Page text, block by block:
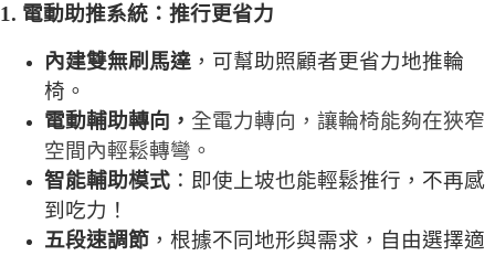
1. 電動助推系統：推行更省力
內建雙無刷馬達 ，可幫助照顧者更省力地推輪
椅。
電動輔助轉向， 全電力轉向，讓輪椅能夠在狹窄
空間內輕鬆轉彎。
智能輔助模式 ：即使上坡也能輕鬆推行，不再感
到吃力！
五段速調節 ，根據不同地形與需求，自由選擇適